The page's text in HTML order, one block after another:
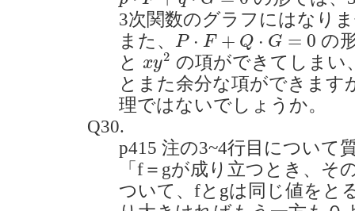
3次関数のグラフにはなり
また、 P ⋅ F + Q ⋅ G = 0
P⋅ F +Q ⋅ G= 0
の
と xy2
xy2 の項ができてしまい
とまた余分な項ができます
理ではないでしょうか。
Q30.
p415 注の3~4行目について
「f＝gが成り立つとき、そ
ついて、fとgは同じ値をと